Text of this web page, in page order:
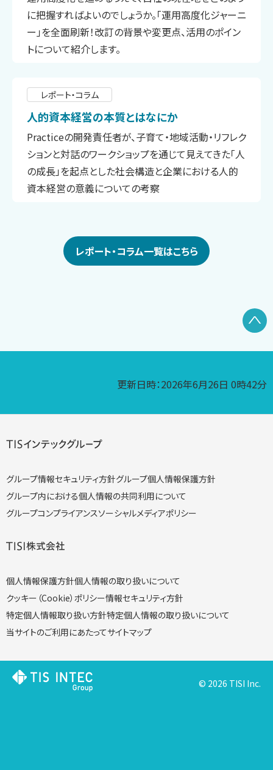
に把握すればよいのでしょうか。「運用高度化ジャーニ
ー」を全面刷新！改訂の背景や変更点、活用のポイン
トについて紹介します。
人的資本経営の本質とはなにか
レポート・コラム
Practiceの開発責任者が、子育て・地域活動・リフレク
ションと対話のワークショップを通じて見えてきた「人
の成長」を起点とした社会構造と企業における人的
資本経営の意義についての考察
レポート・コラム一覧はこちら
更新日時：2026年6月26日 0時42分
グループ情報セキュリティ方針グループ個人情報保護方針
グループ内における個人情報の共同利用について
グループコンプライアンスソーシャルメディアポリシー
個人情報保護方針個人情報の取り扱いについて
クッキー（Cookie）ポリシー情報セキュリティ方針
特定個人情報取り扱い方針特定個人情報の取り扱いについて
当サイトのご利用にあたってサイトマップ
© 2026 TISI Inc.